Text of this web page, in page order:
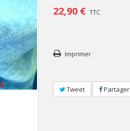
22,90 € TTC
Imprimer
Tweet Partager